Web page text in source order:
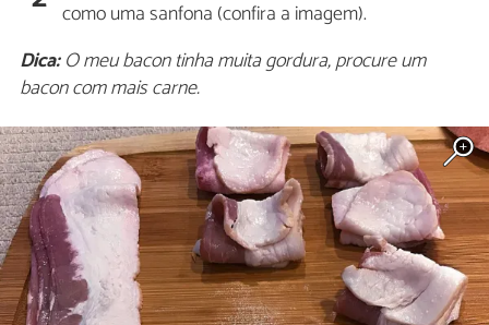
como uma sanfona (confira a imagem).
Dica:O meu bacon tinha muita gordura, procure um
bacon com mais carne.